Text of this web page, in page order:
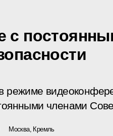
с
режиме
членами
Москва, Кремль